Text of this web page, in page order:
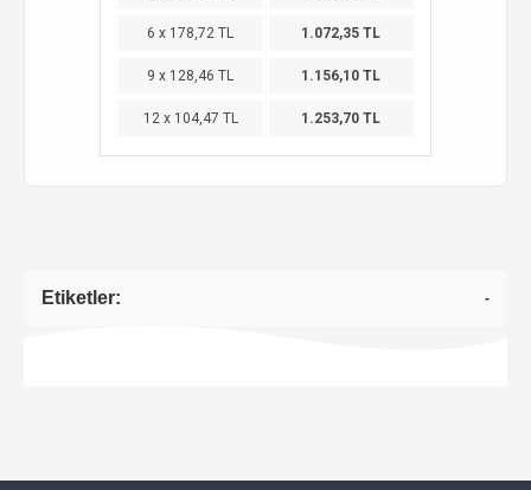
6 x 178,72 TL 1.072,35 TL
9 x 128,46 TL 1.156,10 TL
12 x 104,47 TL 1.253,70 TL
Etiketler: -